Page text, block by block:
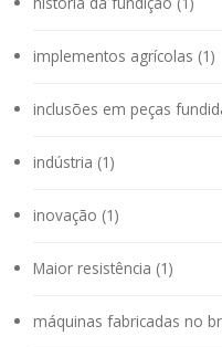
implementos agrícolas (1)
inclusões em peças
indústria (1)
inovação (1)
Maior resistência (1)
máquinas fabricadas no